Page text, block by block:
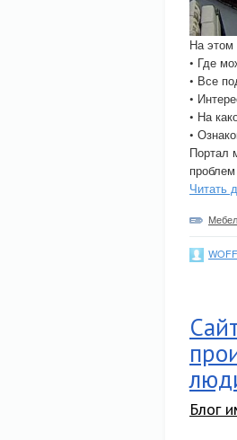
На этом
• Где
• Все
•
• На
•
Портал
Читать
WOFF
Блог